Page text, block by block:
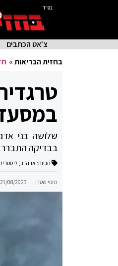
בס"ד
צ'אט הכתבים
בחזית הבריאות»
שלושה בני
בבדיקה התברר
תגיות: ארה"ב, ליסטריה
מוטי שטרן 21/08/2023